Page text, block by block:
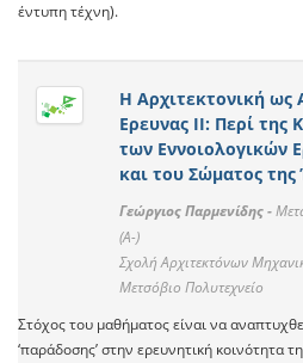
έντυπη τέχνη).
Η Αρχιτεκτονική ως
Ερευνας ΙΙ: Περί της
των Εννοιολογικών
και του Σώματος της
Γεώργιος Παρμενίδης -
(A-)
Σχολή Αρχιτεκτόνων
Μετσόβιο Πολυτεχνείο
Στόχος του μαθήματος είναι να
‘παράδοσης’ στην ερευνητική κοινότητα